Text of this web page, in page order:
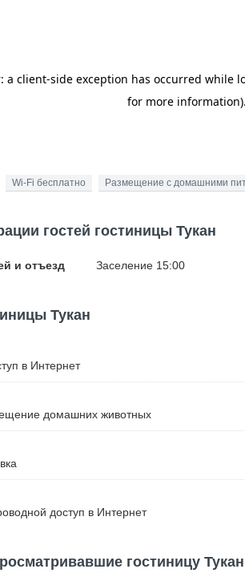
Wi-Fi бесплатно Размещение с домашними
гостей гостиницы Тукан
и отъезд Заселение 15:00
Тукан
в Интернет
домашних животных
доступ в Интернет
гостиницу